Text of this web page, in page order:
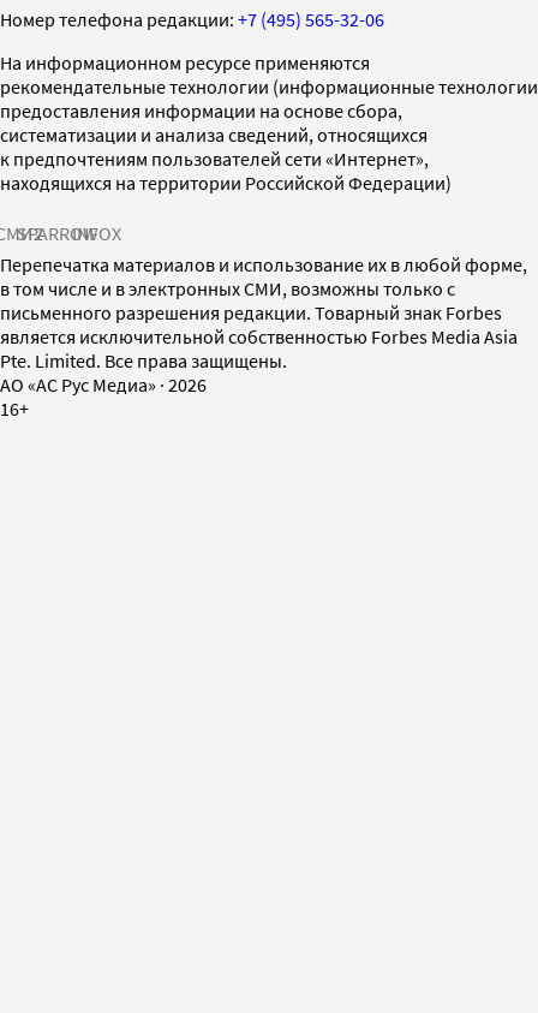
Номер телефона редакции: +7 (495) 565-32-06
На информационном ресурсе применяются
рекомендательные технологии (информационные технологии
предоставления информации на основе сбора,
систематизации и анализа сведений, относящихся
к предпочтениям пользователей сети «Интернет»,
находящихся на территории Российской Федерации)
SPARROWINFOX
Перепечатка материалов и использование их в любой форме,
в том числе и в электронных СМИ, возможны только с
письменного разрешения редакции. Товарный знак Forbes
является исключительной собственностью Forbes Media Asia
Pte. Limited. Все права защищены.
AO «АС Рус Медиа» · 2026
16+